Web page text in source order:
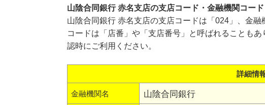
山陰合同銀行 赤名支店の支店コード・金融機関コード
山陰合同銀行 赤名支店の支店コードは「024」、金
コードは「店番」や「支店番号」と呼ばれることも
認時にご利用ください。
詳細情
金融機関名 山陰合同銀行